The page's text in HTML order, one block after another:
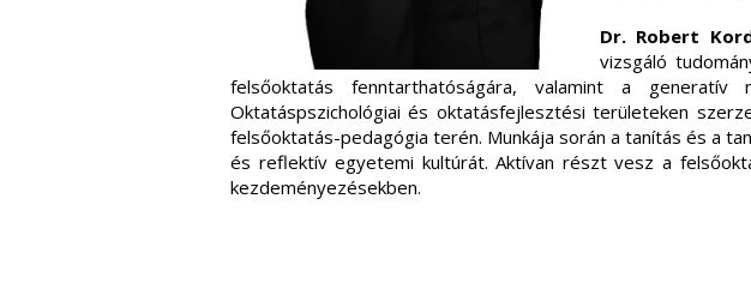
Dr. Robert
vizsgáló
felsőoktatás fenntarthatóságára, valamint a generatív
Oktatáspszichológiai és oktatásfejlesztési területeken
felsőoktatás-pedagógia terén. Munkája során a tanítás és a
és reflektív egyetemi kultúrát. Aktívan részt vesz a
kezdeményezésekben.